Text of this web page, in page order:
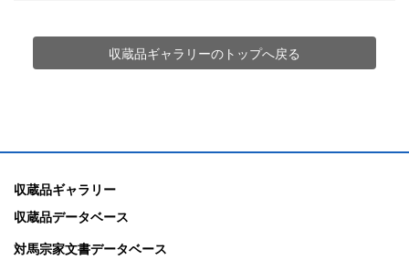
収蔵品ギャラリーのトップへ戻る
収蔵品ギャラリー
収蔵品データベース
対馬宗家文書データベース